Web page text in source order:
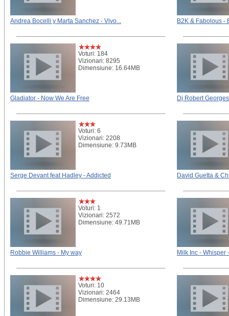
Andrea Bocelli y Marta Sanchez - Vivo... B2K & Fabolous -
Voturi: 184
Vizionari: 8295
Dimensiune: 16.64MB
Gladiator - Now We Are Free Dj Robert
Voturi: 6
Vizionari: 2208
Dimensiune: 9.73MB
Serge Devant feat Hadley - Addicted David Guetta &
Voturi: 1
Vizionari: 2572
Dimensiune: 49.71MB
Robbie Williams - My way Milk Inc - Whisper
Voturi: 10
Vizionari: 2464
Dimensiune: 29.13MB